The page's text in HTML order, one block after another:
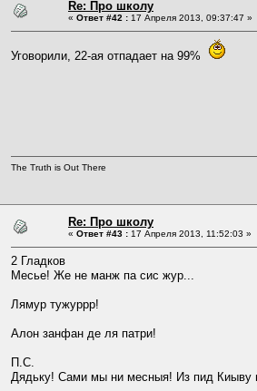
Re: Про школу
« Ответ #42 : 17 Апреля 2013, 09:37:47 »
Уговорили, 22-ая отпадает на 99%
The Truth is Out There
Re: Про школу
« Ответ #43 : 17 Апреля 2013, 11:52:03 »
2 Гладков
Месье! Же не манж па сис жур...
Лямур тужуррр!
Алон занфан де ля патри!
П.С.
Дядьку! Сами мы ни месныя! Из пид Киыву